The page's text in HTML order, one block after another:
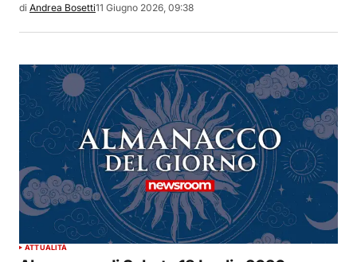
di Andrea Bosetti11 Giugno 2026, 09:38
ATTUALITÀ